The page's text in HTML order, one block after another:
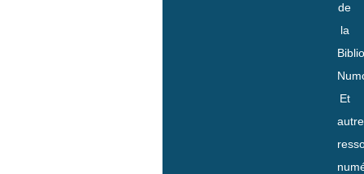
de
la
Et